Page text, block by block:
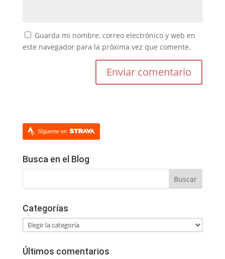
Guarda mi nombre, correo electrónico y web en
este navegador para la próxima vez que comente.
Sígueme en
Busca en el Blog
Categorías
Categorías
Últimos comentarios